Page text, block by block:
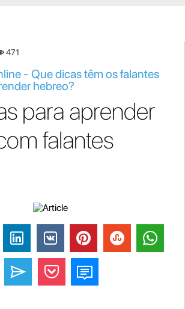
471
- Que dicas têm os falantes
hebreo?
para aprender
falantes